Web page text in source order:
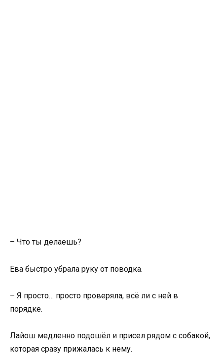
– Что ты делаешь?
Ева быстро убрала руку от поводка.
– Я просто… просто проверяла, всё ли с ней в
порядке.
Лайош медленно подошёл и присел рядом с собакой,
которая сразу прижалась к нему.